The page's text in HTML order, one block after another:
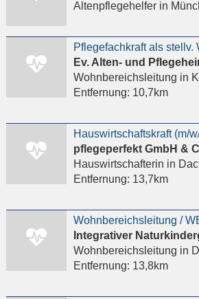
Altenpflegehelferin
Ev. Alten- und
Wohnbereichsleitung in
Entfernung: 10,7km
pflegeperfekt GmbH &
Hauswirtschafterin in
Entfernung: 13,7km
Wohnbereichsleitung in
Entfernung: 13,8km